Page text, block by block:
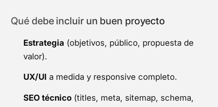
Qué debe incluir un buen proyecto
Estrategia (objetivos, público, propuesta de
valor).
UX/UI a medida y responsive completo.
SEO técnico (titles, meta, sitemap, schema,